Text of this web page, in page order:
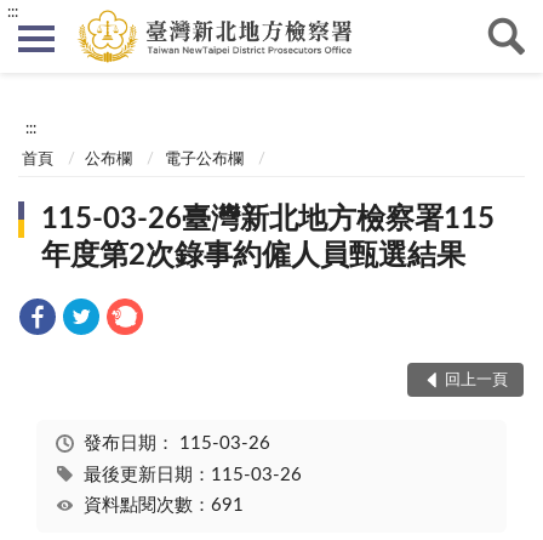
:::
:::
首頁 公布欄 電子公布欄
115-03-26臺灣新北地方檢察署115
年度第2次錄事約僱人員甄選結果
回上一頁
發布日期： 115-03-26
最後更新日期：115-03-26
資料點閱次數：691